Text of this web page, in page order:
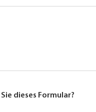
dieses Formular?